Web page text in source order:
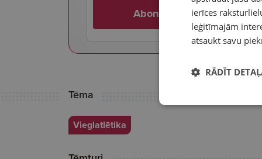
Abonē
Tēma
Vieglatlētika
ierīces
leģitīmajām
atsaukt savu
RĀDĪT